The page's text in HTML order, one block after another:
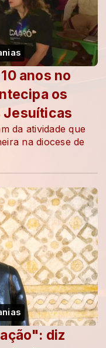
anos no
os
Jesuíticas
da atividade que
na diocese de
diz